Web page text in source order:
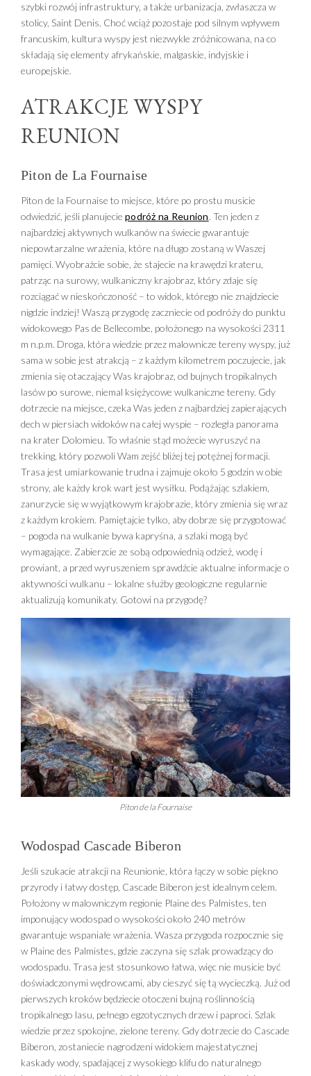
szybki rozwój infrastruktury, a także urbanizacja, zwłaszcza w
stolicy, Saint Denis. Choć wciąż pozostaje pod silnym wpływem
francuskim, kultura wyspy jest niezwykle zróżnicowana, na co
składają się elementy afrykańskie, malgaskie, indyjskie i
europejskie.
ATRAKCJE WYSPY
REUNION
Piton de La Fournaise
Piton de la Fournaise to miejsce, które po prostu musicie
odwiedzić, jeśli planujecie podróż na Reunion. Ten jeden z
najbardziej aktywnych wulkanów na świecie gwarantuje
niepowtarzalne wrażenia, które na długo zostaną w Waszej
pamięci. Wyobraźcie sobie, że stajecie na krawędzi krateru,
patrząc na surowy, wulkaniczny krajobraz, który zdaje się
rozciągać w nieskończoność – to widok, którego nie znajdziecie
nigdzie indziej! Waszą przygodę zaczniecie od podróży do punktu
widokowego Pas de Bellecombe, położonego na wysokości 2311
m n.p.m. Droga, która wiedzie przez malownicze tereny wyspy, już
sama w sobie jest atrakcją – z każdym kilometrem poczujecie, jak
zmienia się otaczający Was krajobraz, od bujnych tropikalnych
lasów po surowe, niemal księżycowe wulkaniczne tereny. Gdy
dotrzecie na miejsce, czeka Was jeden z najbardziej zapierających
dech w piersiach widoków na całej wyspie – rozległa panorama
na krater Dolomieu. To właśnie stąd możecie wyruszyć na
trekking, który pozwoli Wam zejść bliżej tej potężnej formacji.
Trasa jest umiarkowanie trudna i zajmuje około 5 godzin w obie
strony, ale każdy krok wart jest wysiłku. Podążając szlakiem,
zanurzycie się w wyjątkowym krajobrazie, który zmienia się wraz
z każdym krokiem. Pamiętajcie tylko, aby dobrze się przygotować
– pogoda na wulkanie bywa kapryśna, a szlaki mogą być
wymagające. Zabierzcie ze sobą odpowiednią odzież, wodę i
prowiant, a przed wyruszeniem sprawdźcie aktualne informacje o
aktywności wulkanu – lokalne służby geologiczne regularnie
aktualizują komunikaty. Gotowi na przygodę?
Piton de la Fournaise
Wodospad Cascade Biberon
Jeśli szukacie atrakcji na Reunionie, która łączy w sobie piękno
przyrody i łatwy dostęp, Cascade Biberon jest idealnym celem.
Położony w malowniczym regionie Plaine des Palmistes, ten
imponujący wodospad o wysokości około 240 metrów
gwarantuje wspaniałe wrażenia. Wasza przygoda rozpocznie się
w Plaine des Palmistes, gdzie zaczyna się szlak prowadzący do
wodospadu. Trasa jest stosunkowo łatwa, więc nie musicie być
doświadczonymi wędrowcami, aby cieszyć się tą wycieczką. Już od
pierwszych kroków będziecie otoczeni bujną roślinnością
tropikalnego lasu, pełnego egzotycznych drzew i paproci. Szlak
wiedzie przez spokojne, zielone tereny. Gdy dotrzecie do Cascade
Biberon, zostaniecie nagrodzeni widokiem majestatycznej
kaskady wody, spadającej z wysokiego klifu do naturalnego